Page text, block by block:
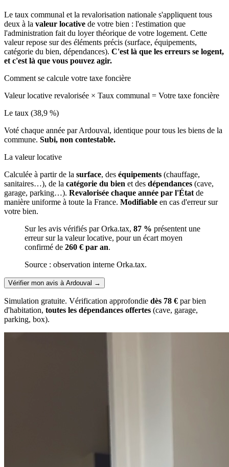
Le taux communal et la revalorisation nationale s'appliquent tous
deux à la valeur locative de votre bien : l'estimation que
l'administration fait du loyer théorique de votre logement. Cette
valeur repose sur des éléments précis (surface, équipements,
catégorie du bien, dépendances). C'est là que les erreurs se logent,
et c'est là que vous pouvez agir.
Comment se calcule votre taxe foncière
Valeur locative revalorisée × Taux communal = Votre taxe foncière
Le taux (38,9 %)
Voté chaque année par Ardouval, identique pour tous les biens de la
commune. Subi, non contestable.
La valeur locative
Calculée à partir de la surface, des équipements (chauffage,
sanitaires…), de la catégorie du bien et des dépendances (cave,
garage, parking…). Revalorisée chaque année par l'État de
manière uniforme à toute la France. Modifiable en cas d'erreur sur
votre bien.
Sur les avis vérifiés par Orka.tax, 87 % présentent une
erreur sur la valeur locative, pour un écart moyen
confirmé de 260 € par an.
Source : observation interne Orka.tax.
Vérifier mon avis à Ardouval →
Simulation gratuite. Vérification approfondie dès 78 € par bien
d'habitation, toutes les dépendances offertes (cave, garage,
parking, box).